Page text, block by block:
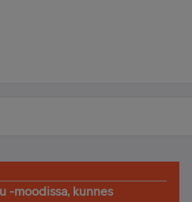
-moodissa, kunnes